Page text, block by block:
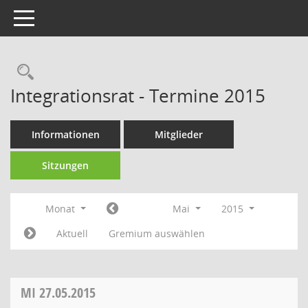
Toggle navigation
Rechercheauswahl
Integrationsrat - Termine 2015
Informationen Mitglieder
Sitzungen
Monat Mai
2015
Aktuell
Gremium auswählen
MI 27.05.2015